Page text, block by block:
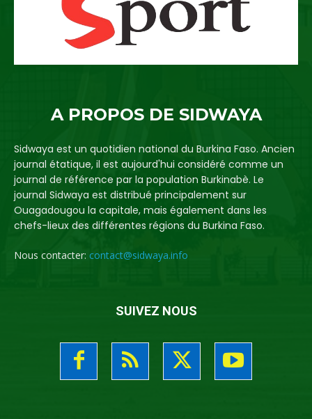
A PROPOS DE SIDWAYA
Sidwaya est un quotidien national du Burkina Faso. Ancien
journal étatique, il est aujourd'hui considéré comme un
journal de référence par la population Burkinabè. Le
journal Sidwaya est distribué principalement sur
Ouagadougou la capitale, mais également dans les
chefs-lieux des différentes régions du Burkina Faso.
Nous contacter: contact@sidwaya.info
SUIVEZ NOUS